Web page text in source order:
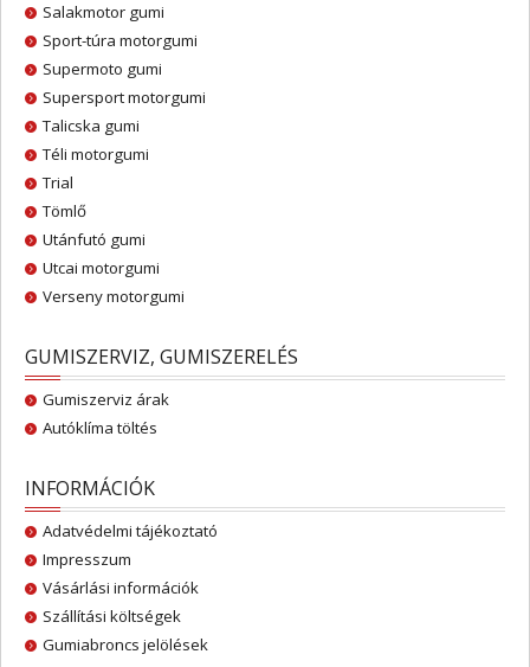
Salakmotor gumi
Sport-túra motorgumi
Supermoto gumi
Supersport motorgumi
Talicska gumi
Téli motorgumi
Trial
Tömlő
Utánfutó gumi
Utcai motorgumi
Verseny motorgumi
GUMISZERVIZ, GUMISZERELÉS
Gumiszerviz árak
Autóklíma töltés
INFORMÁCIÓK
Adatvédelmi tájékoztató
Impresszum
Vásárlási információk
Szállítási költségek
Gumiabroncs jelölések